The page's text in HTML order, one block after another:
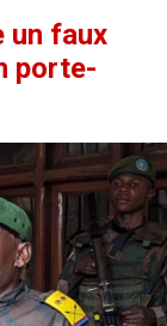
un faux
porte-